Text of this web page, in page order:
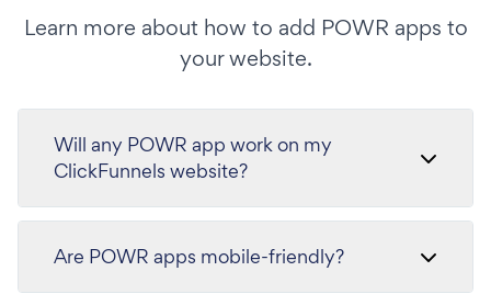
Learn more about how to add POWR apps to
your website.
Will any POWR app work on my
ClickFunnels website?
Are POWR apps mobile-friendly?